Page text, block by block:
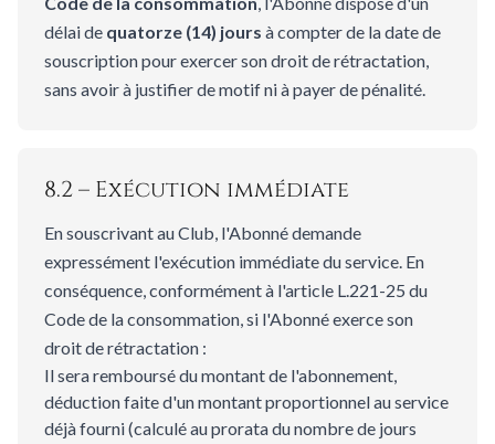
délai de quatorze (14) jours à compter de la date de
souscription pour exercer son droit de rétractation,
sans avoir à justifier de motif ni à payer de pénalité.
8.2 – Exécution immédiate
En souscrivant au Club, l'Abonné demande
expressément l'exécution immédiate du service. En
conséquence, conformément à l'article L.221-25 du
Code de la consommation, si l'Abonné exerce son
droit de rétractation :
Il sera remboursé du montant de l'abonnement,
déduction faite d'un montant proportionnel au service
déjà fourni (calculé au prorata du nombre de jours